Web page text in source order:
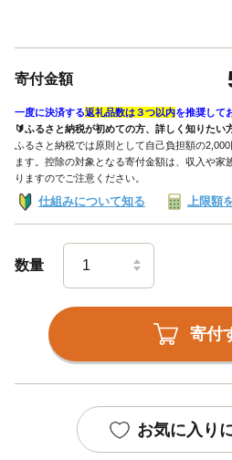
寄付金額
一度に決済する返礼品数は３つ以内を推奨して
🔰ふるさと納税が初めての方、詳しく知りたい
ふるさと納税では原則として自己負担額の
ます。控除の対象となる寄付金額は、収入や家
りますのでご注意ください。
仕組みについて知る 上限額
数量
寄付
お気に入り